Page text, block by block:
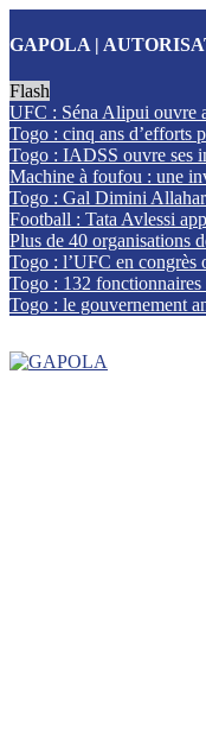
GAPOLA |
Flash
UFC : Séna Alipui ouvre
Togo : cinq ans d’efforts
Togo : IADSS ouvre ses
Machine à foufou : une
Togo : Gal Dimini
Football : Tata Avlessi
Plus de 40 organisations
Togo : l’UFC en congrès
Togo : 132 fonctionnaires
Togo : le gouvernement